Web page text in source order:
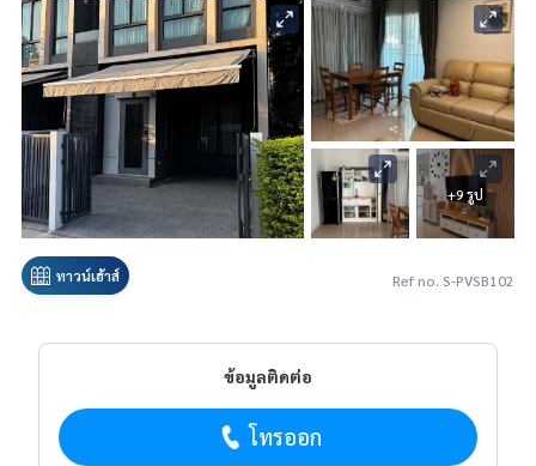
+9 รูป
ทาวน์เฮ้าส์ Ref no. S-PVSB102
ข้อมูลติดต่อ
โทรออก